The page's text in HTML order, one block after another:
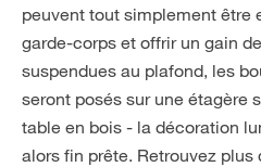
peuvent tout simplement être
garde-corps et offrir un gain
suspendues au plafond, les
seront posés sur une étagère
table en bois - la décoration
alors fin prête. Retrouvez plus